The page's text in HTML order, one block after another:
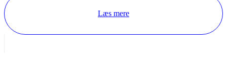
Læs mere